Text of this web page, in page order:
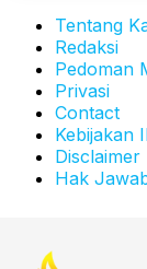
Tentang
Redaksi
Pedoman
Privasi
Contact
Kebijakan
Disclaimer
Hak